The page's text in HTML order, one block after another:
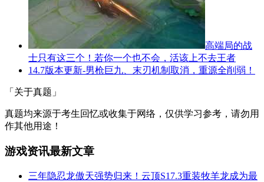
高端局的战
士只有这三个！若你一个也不会，活该上不去王者
14.7版本更新-男枪巨九、末刃机制取消，重源全削弱！
「关于真题」
真题均来源于考生回忆或收集于网络，仅供学习参考，请勿用
作其他用途！
游戏资讯最新文章
三年隐忍龙傲天强势归来！云顶S17.3重装牧羊龙成为最